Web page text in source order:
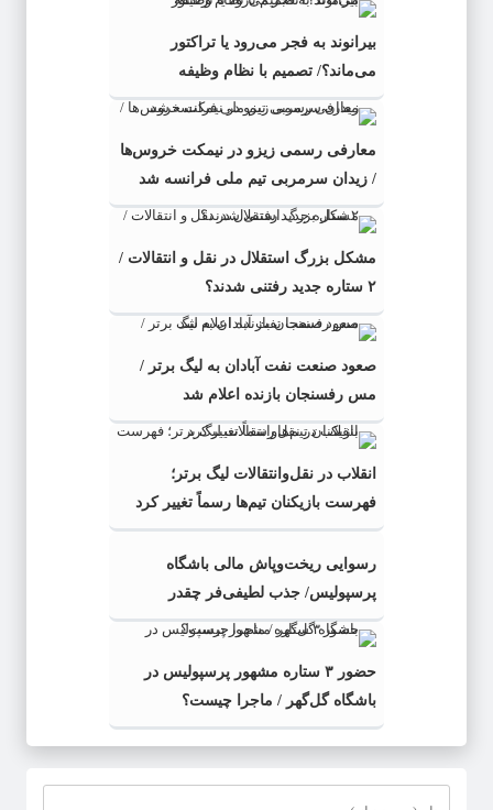
بیرانوند به فجر می‌رود یا تراکتور
می‌ماند؟/ تصمیم با نظام وظیفه
معارفی رسمی زیزو در نیمکت خروس‌ها
/ زیدان سرمربی تیم ملی فرانسه شد
مشکل بزرگ استقلال در نقل و انتقالات /
۲ ستاره جدید رفتنی شدند؟
صعود صنعت نفت آبادان به لیگ برتر /
مس رفسنجان بازنده اعلام شد
انقلاب در نقل‌وانتقالات لیگ برتر؛
فهرست بازیکنان تیم‌ها رسماً تغییر کرد
رسوایی ریخت‌وپاش مالی باشگاه
پرسپولیس/ جذب لطیفی‌فر چقدر
می‌ارزید؟
حضور ۳ ستاره مشهور پرسپولیس در
باشگاه گل‌گهر / ماجرا چیست؟